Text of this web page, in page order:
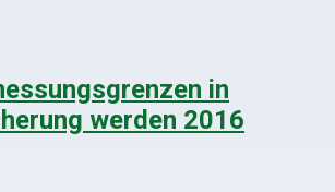
in
werden 2016